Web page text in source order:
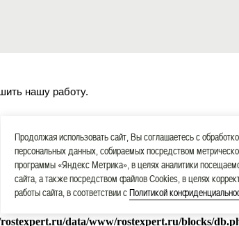
нашу работу.
data/www/rostexpert.ru/blocks/
Продолжая использовать сайт, Вы соглашаетесь с
персональных данных, собираемых посредством
программы «Яндекс Метрика», в целях аналитики
сайта, а также посредством файлов Cookies, в целях
работы сайта, в соответствии сПолитикой